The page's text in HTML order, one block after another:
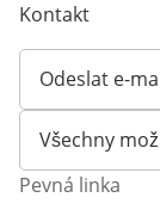
Kontakt
Odeslat e-
Otevírá e-
Všechny
Pevná linka